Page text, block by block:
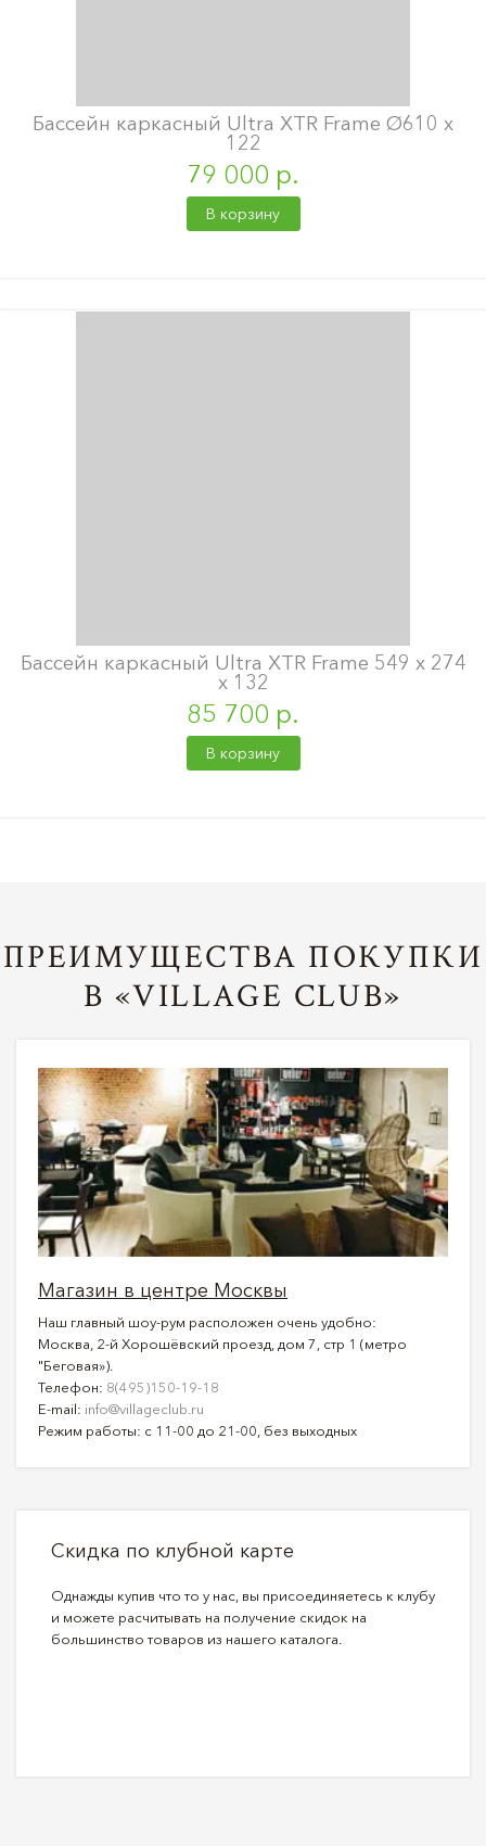
Бассейн каркасный Ultra XTR Frame Ø610 х
122
79 000 р.
В корзину
Бассейн каркасный Ultra XTR Frame 549 х 274
х 132
85 700 р.
В корзину
ПРЕИМУЩЕСТВА ПОКУПКИ
В «VILLAGE CLUB»
Магазин в центре Москвы
Наш главный шоу-рум расположен очень удобно:
Москва, 2-й Хорошёвский проезд, дом 7, стр 1 (метро
"Беговая»).
Телефон: 8(495)150-19-18
E-mail: info@villageclub.ru
Режим работы: с 11-00 до 21-00, без выходных
Скидка по клубной карте
Однажды купив что то у нас, вы присоединяетесь к клубу
и можете расчитывать на получение скидок на
большинство товаров из нашего каталога.